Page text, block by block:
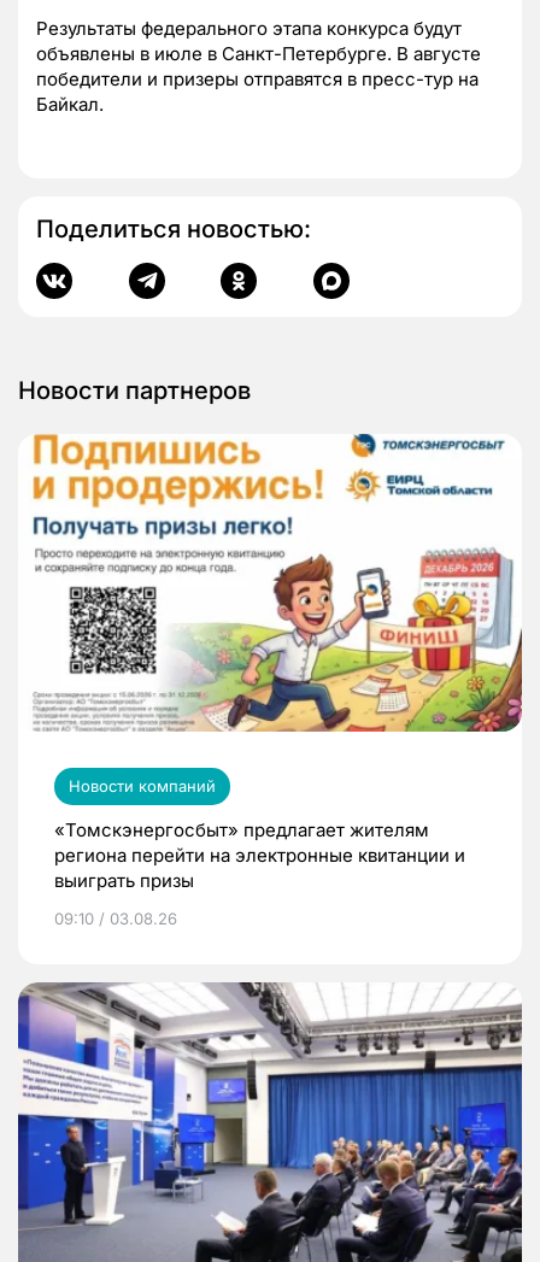
Результаты федерального этапа конкурса будут
объявлены в июле в Санкт-Петербурге. В августе
победители и призеры отправятся в пресс-тур на
Байкал.
Поделиться новостью:
Новости партнеров
Новости компаний
«Томскэнергосбыт» предлагает жителям
региона перейти на электронные квитанции и
выиграть призы
09:10 / 03.08.26